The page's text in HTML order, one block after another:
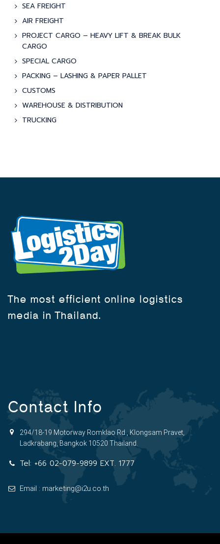
SEA FREIGHT
AIR FREIGHT
PROJECT CARGO – HEAVY LIFT & BREAK BULK
CARGO
SPECIAL CARGO
PACKING – LASHING & PAPER PALLET
CUSTOMS
WAREHOUSE & DISTRIBUTION
TRUCKING
The most efficient online logistics
media in Thailand.
Contact Info
294/18-19 Motorway Romklao Rd., Klongsam Pravet,
Ladkrabang, Bangkok 10520 Thailand.
Tel: +66 02-079-9899 EXT. 1777
Email : marketing@i2u.co.th